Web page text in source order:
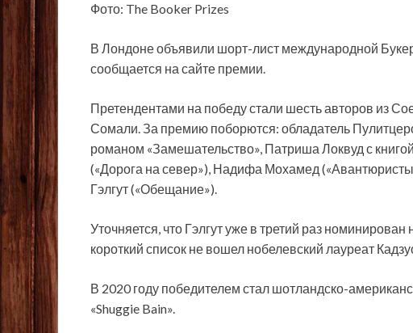
Фото: The Booker Prizes
В Лондоне объявили шорт-лист международной
сообщается на сайте премии.
Претендентами на победу стали шесть авторов из
Сомали. За премию поборются: обладатель
романом «Замешательство», Патриша Локвуд с
(«Дорога на север»), Надифа Мохамед
Гэлгут («Обещание»).
Уточняется, что Гэлгут уже в третий раз
короткий список не вошел нобелевский лауреат
В 2020 году победителем стал шотландско-
«Shuggie Bain».